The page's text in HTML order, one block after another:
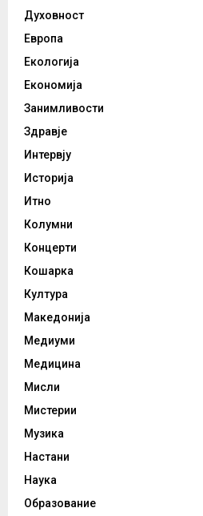
Духовност
Европа
Екологија
Економија
Занимливости
Здравје
Интервју
Историја
Итно
Колумни
Концерти
Кошарка
Култура
Македонија
Медиуми
Медицина
Мисли
Мистерии
Музика
Настани
Наука
Образование